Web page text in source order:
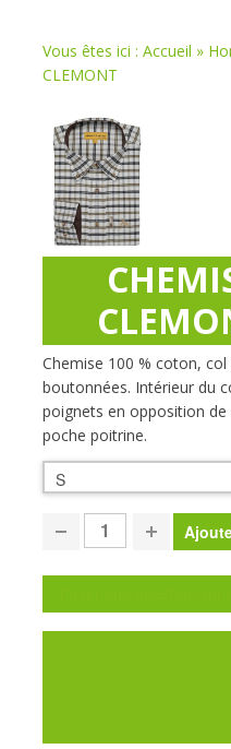
Vous êtes ici : Accueil »
CLEMONT
Chemise 100 % coton,
boutonnées. Intérieur du
poignets en opposition de
poche poitrine.